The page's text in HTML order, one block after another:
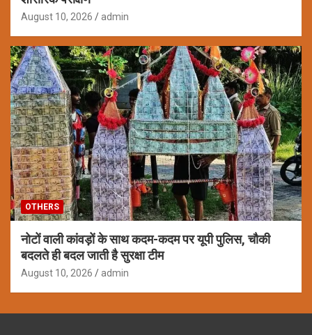
August 10, 2026 admin
OTHERS
नोटों वाली कांवड़ों के साथ कदम-कदम पर यूपी पुलिस, चौकी
बदलते ही बदल जाती है सुरक्षा टीम
August 10, 2026 admin